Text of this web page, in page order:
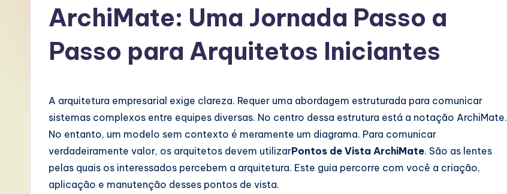
rt
ArchiMate: Uma Jornada Passo a
Passo para Arquitetos Iniciantes
A arquitetura empresarial exige clareza. Requer uma abordagem estruturada para comunicar
sistemas complexos entre equipes diversas. No centro dessa estrutura está a notação ArchiMate.
No entanto, um modelo sem contexto é meramente um diagrama. Para comunicar
verdadeiramente valor, os arquitetos devem utilizarPontos de Vista ArchiMate. São as lentes
pelas quais os interessados percebem a arquitetura. Este guia percorre com você a criação,
aplicação e manutenção desses pontos de vista.